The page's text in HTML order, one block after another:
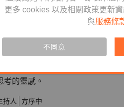
訂閱 節目 生活風格
序中生活設計提
訂閱會員可聆聽本產品，您也可單購
方社創意總監方序中運用故事與
考的靈感。
持人 方序中
更多 cookies 以及相關政策更新
與服務條
不同意